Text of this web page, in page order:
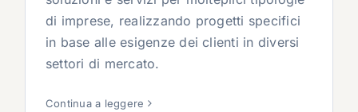
di imprese, realizzando progetti specifici
in base alle esigenze dei clienti in diversi
settori di mercato.
Continua a leggere